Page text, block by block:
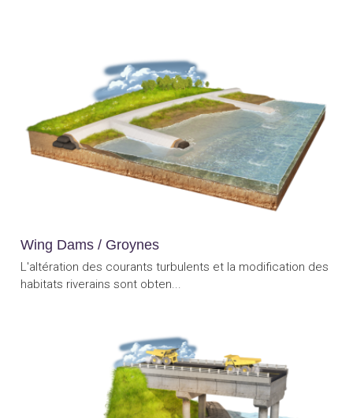
Wing Dams / Groynes
L'altération des courants turbulents et la modification des
habitats riverains sont obten...